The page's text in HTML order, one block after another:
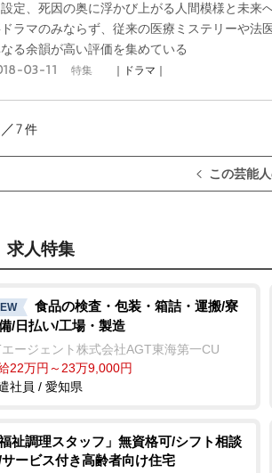
定、死因の奥に浮かび上がる人間模様と未来
ラマのみならず、従来の医療ミステリーや法
る余韻が高い評価を集めている
03-11 特集 ｜ドラマ｜
7件
この芸能
求人特集
食品の検査・包装・箱詰・運搬/寮
/日払い/工場・製造
ージェント株式会社AGT東海第一CU
22万円～23万9,000円
社員 / 愛知県
福祉調理スタッフ」無資格可/シフト相談
ービス付き高齢者向け住宅